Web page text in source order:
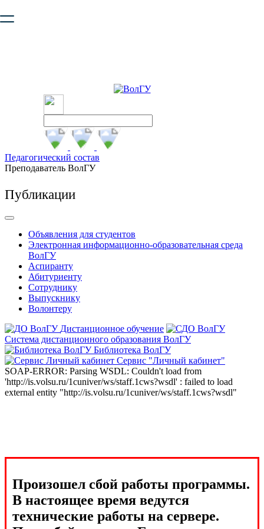
безопасную работу с сайтом. Пожалуйста
Педагогический состав
Преподаватель ВолГУ
Публикации
Объявления для студентов
Электронная информационно-образовательная среда
ВолГУ
Аспиранту
Абитуриенту
Сотруднику
Выпускнику
Волонтеру
Дистанционное обучение
Система дистанционного образования ВолГУ
Библиотека ВолГУ
Сервис "Личный кабинет"
SOAP-ERROR: Parsing WSDL: Couldn't load from
'http://is.volsu.ru/1cuniver/ws/staff.1cws?wsdl' : failed to load
external entity "http://is.volsu.ru/1cuniver/ws/staff.1cws?wsdl"
Произошел сбой работы программы.
В настоящее время ведутся
технические работы на сервере.